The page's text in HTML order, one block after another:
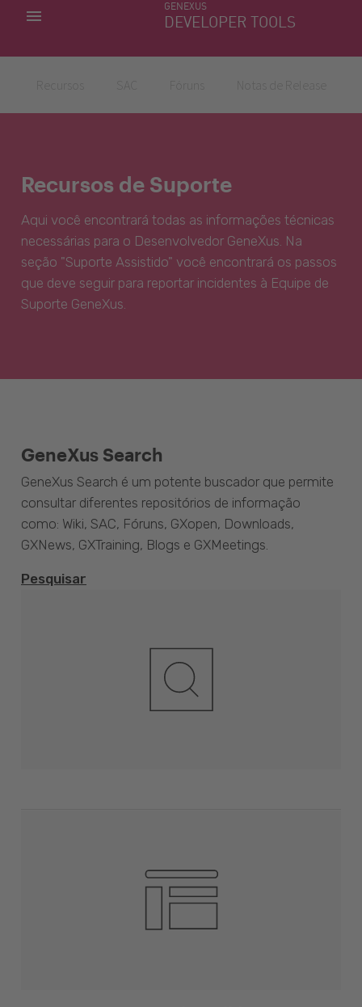
GENEXUS
DEVELOPER TOOLS
MINHAS APLICACÕES
Recursos de Suporte
Aqui você encontrará todas as informações técnicas
necessárias para o Desenvolvedor GeneXus. Na
seção "Suporte Assistido" você encontrará os passos
que deve seguir para reportar incidentes à Equipe de
Suporte GeneXus.
GeneXus Search
GeneXus Search é um potente buscador que permite
consultar diferentes repositórios de informação
como: Wiki, SAC, Fóruns, GXopen, Downloads,
GXNews, GXTraining, Blogs e GXMeetings.
Pesquisar